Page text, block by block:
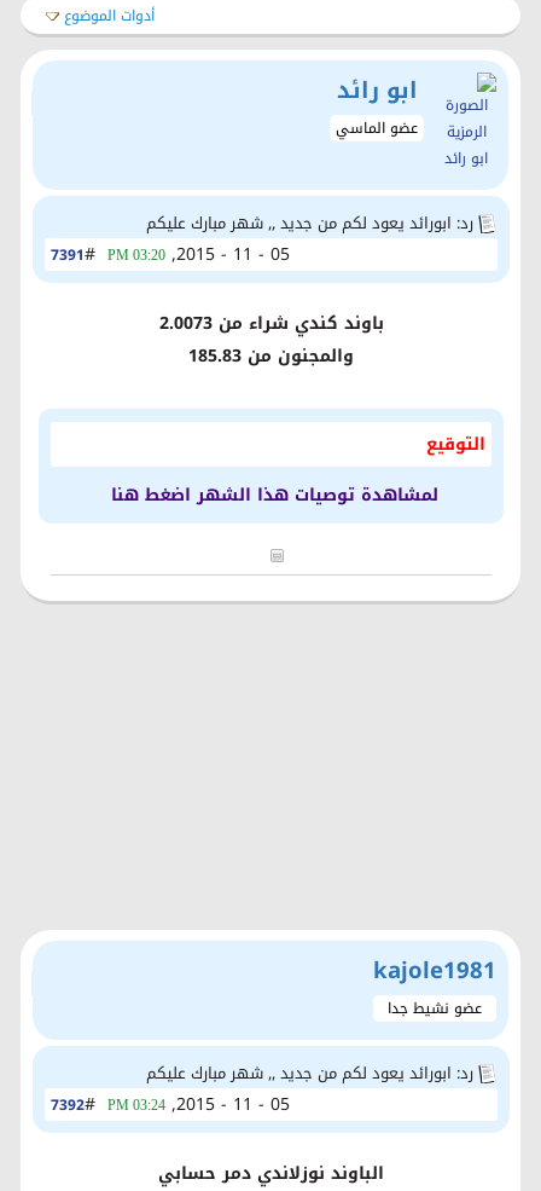
أدوات الموضوع
ابو رائد
عضو الماسي
رد: ابورائد يعود لكم من جديد ,, شهر مبارك عليكم
7391# 05 - 11 - 2015,
03:20 PM
باوند كندي شراء من 2.0073
والمجنون من 185.83
التوقيع
لمشاهدة توصيات هذا الشهر اضغط هنا
kajole1981
عضو نشيط جدا
رد: ابورائد يعود لكم من جديد ,, شهر مبارك عليكم
7392# 05 - 11 - 2015,
03:24 PM
الباوند نوزلاندي دمر حسابي